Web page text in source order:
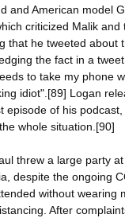
and American model
criticized Malik and
that he tweeted about
the fact in a
to take my phone
idiot".[89] Logan
episode of his
whole situation.[90]
threw a large party
despite the ongoing
without wearing
After